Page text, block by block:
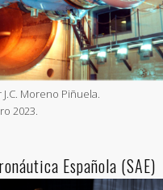
Moreno Piñuela.
2023.
Española (SAE)